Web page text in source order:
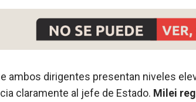
ambos dirigentes presentan niveles
claramente al jefe de Estado. Milei